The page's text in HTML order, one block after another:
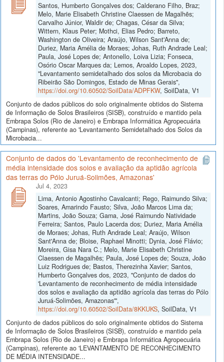
Santos, Humberto Gonçalves dos; Calderano Filho, Braz;
Melo, Marie Elisabeth Christine Claessen de Magalhẽs;
Carvalho Júnior, Waldir de; Chagas, César da Silva;
Wittern, Klaus Peter; Mothci, Elias Pedro; Barreto,
Washington de Oliveira; Araújo, Wilson Sant'Anna de;
Duriez, Maria Amélia de Moraes; Johas, Ruth Andrade Leal;
Paula, José Lopes de; Antonello, Loiva Lizia; Fonseca,
Osório Oscar Marques da; Lemos, Aroaldo Lopes, 2023,
"Levantamento semidetalhado dos solos da Microbacia do
Ribeirão São Domingos, Estado de Minas Gerais",
https://doi.org/10.60502/SoilData/ADPFKW, SoilData, V1
Conjunto de dados públicos do solo originalmente obtidos do Sistema
de Informação de Solos Brasileiros (SISB), construído e mantido pela
Embrapa Solos (Rio de Janeiro) e Embrapa Informática Agropecuária
(Campinas), referente ao 'Levantamento Semidetalhado dos Solos da
Microbacia...
Conjunto de dados do 'Levantamento de reconhecimento de
média intensidade dos solos e avaliação da aptidão agrícola
das terras do Pólo Juruá-Solimões, Amazonas'
Jul 4, 2023
Lima, Antonio Agostinho Cavalcanti; Rego, Raimundo Silva;
Soares, Amarindo Fausto; Silva, João Marcos Lima da;
Martins, João Souza; Gama, José Raimundo Natividade
Ferreira; Santos, Paulo Lacerda dos; Duriez, Maria Amélia
de Moraes; Johas, Ruth Andrade Leal; Araújo, Wilson
Sant'Anna de; Bloise, Raphael Minotti; Dynia, José Flávio;
Moreira, Gisa Nara C.; Melo, Marie Elisabeth Christine
Claessen de Magalhẽs; Paula, José Lopes de; Souza, João
Luiz Rodrigues de; Bastos, Therezinha Xavier; Santos,
Humberto Gonçalves dos, 2023, "Conjunto de dados do
'Levantamento de reconhecimento de média intensidade
dos solos e avaliação da aptidão agrícola das terras do Pólo
Juruá-Solimões, Amazonas'",
https://doi.org/10.60502/SoilData/8KKUKS, SoilData, V1
Conjunto de dados públicos do solo originalmente obtidos do Sistema
de Informação de Solos Brasileiros (SISB), construído e mantido pela
Embrapa Solos (Rio de Janeiro) e Embrapa Informática Agropecuária
(Campinas), referente ao 'LEVANTAMENTO DE RECONHECIMENTO
DE MÉDIA INTENSIDADE...